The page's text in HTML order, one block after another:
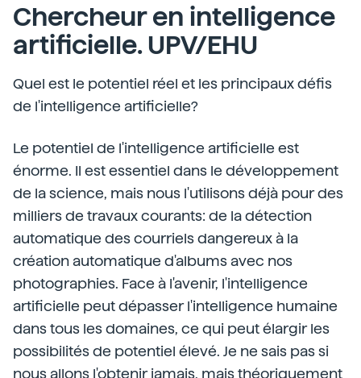
Chercheur en intelligence
artificielle. UPV/EHU
Quel est le potentiel réel et les principaux défis
de l'intelligence artificielle?
Le potentiel de l'intelligence artificielle est
énorme. Il est essentiel dans le développement
de la science, mais nous l'utilisons déjà pour des
milliers de travaux courants: de la détection
automatique des courriels dangereux à la
création automatique d'albums avec nos
photographies. Face à l'avenir, l'intelligence
artificielle peut dépasser l'intelligence humaine
dans tous les domaines, ce qui peut élargir les
possibilités de potentiel élevé. Je ne sais pas si
nous allons l'obtenir jamais, mais théoriquement